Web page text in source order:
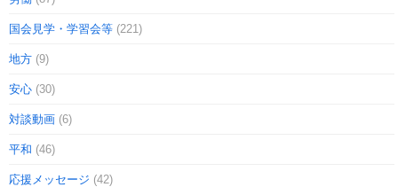
国会見学・学習会等 (221)
地方 (9)
安心 (30)
対談動画 (6)
平和 (46)
応援メッセージ (42)